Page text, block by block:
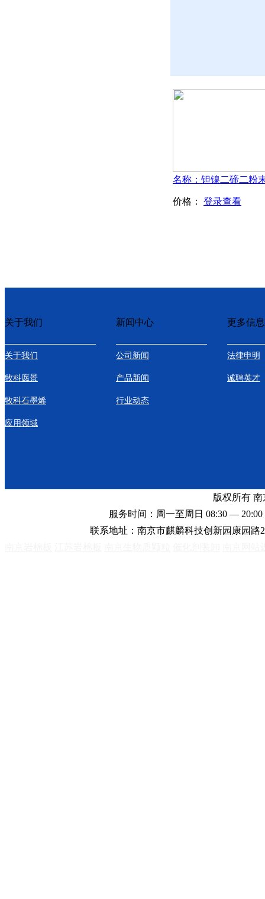
价格： 登录查看
关于我们 新闻中心 更多信息
关于我们
牧科愿景
牧科石墨烯
应用领域
公司新闻
产品新闻
行业动态
法律申明
诚聘英才
版权所有
服务时间：周一至周日 08:30 —
联系地址：南京市麒麟科技创新园康园